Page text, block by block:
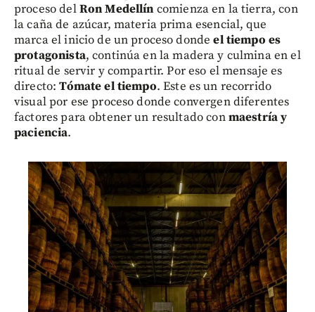
proceso delRon Medellín comienza en la tierra, con
la caña de azúcar, materia prima esencial, que
marca el inicio de un proceso dondeel tiempo es
protagonista, continúa en la madera y culmina en el
ritual de servir y compartir. Por eso el mensaje es
directo:Tómate el tiempo. Este es un recorrido
visual por ese proceso donde convergen diferentes
factores para obtener un resultado conmaestría y
paciencia.